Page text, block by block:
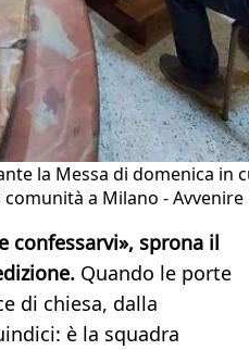
la Messa di domenica in
a Milano - Avvenire
confessarvi», sprona il
Quando le porte
di chiesa, dalla
è la squadra